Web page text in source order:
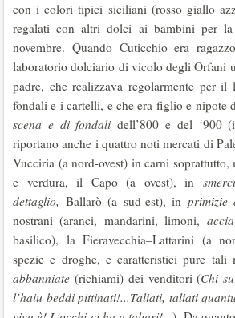
con i colori tipici siciliani (rosso giallo
regalati con altri dolci ai bambini per
novembre. Quando Cuticchio era
laboratorio dolciario di vicolo degli Orfani
padre, che realizzava regolarmente per
fondali e i cartelli, e che era figlio e nipote
scena e di fondali dell’800 e del ‘900
riportano anche i quattro noti mercati di
Vucciria (a nord-ovest) in carni soprattutto,
e verdura, il Capo (a ovest), in
dettaglio, Ballarò (a sud-est), in primizie
nostrani (aranci, mandarini, limoni, accia
basilico), la Fieravecchia–Lattarini (a
spezie e droghe, e caratteristici pure tali
abbanniate (richiami) dei venditori (Chi
l’haiu beddi pittinati!...Taliati, taliati